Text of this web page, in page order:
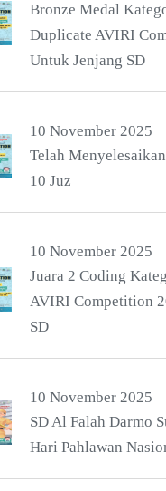
Bronze Medal
Duplicate AVIRI
Untuk Jenjang SD
10 November 2025
Telah
10 Juz
10 November 2025
Juara 2 Coding
AVIRI Competition
SD
10 November 2025
SD Al Falah Darmo
Hari Pahlawan